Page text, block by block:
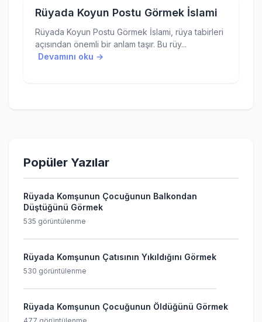
Rüyada Koyun Postu Görmek İslami
Rüyada Koyun Postu Görmek İslami, rüya tabirleri
açısından önemli bir anlam taşır. Bu rüy...
Devamını oku →
Popüler Yazılar
Rüyada Komşunun Çocuğunun Balkondan
Düştüğünü Görmek
535 görüntülenme
Rüyada Komşunun Çatısının Yıkıldığını Görmek
530 görüntülenme
Rüyada Komşunun Çocuğunun Öldüğünü Görmek